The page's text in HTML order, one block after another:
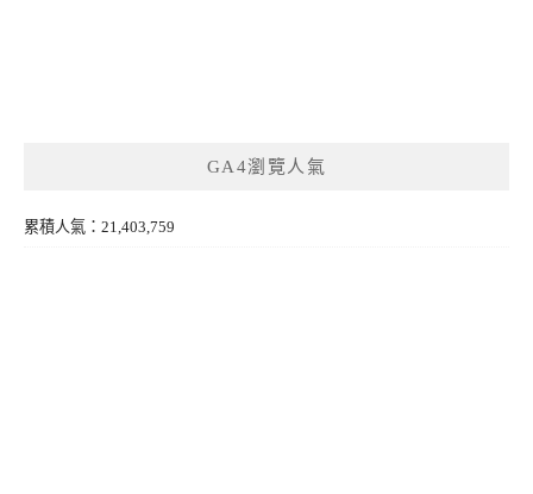
GA4瀏覽人氣
累積人氣：21,403,759